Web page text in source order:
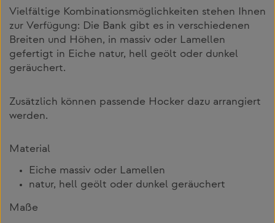
Vielfältige Kombinationsmöglichkeiten stehen Ihnen
zur Verfügung: Die Bank gibt es in verschiedenen
Breiten und Höhen, in massiv oder Lamellen
gefertigt in Eiche natur, hell geölt oder dunkel
geräuchert.
Zusätzlich können passende Hocker dazu arrangiert
werden.
Material
Eiche massiv oder Lamellen
natur, hell geölt oder dunkel geräuchert
Maße